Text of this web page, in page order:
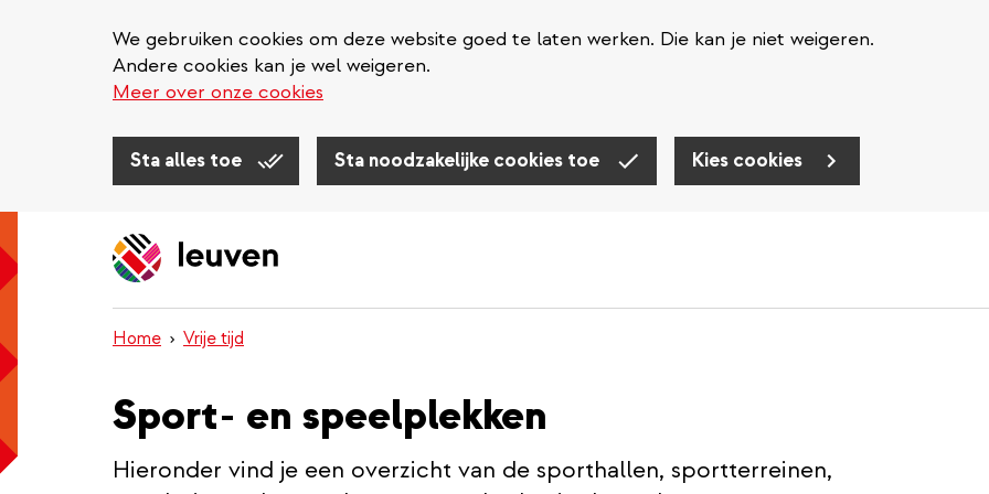
We gebruiken cookies om deze website goed te laten werken. Die kan je niet weigeren.
Andere cookies kan je wel weigeren.
Meer over onze cookies
Sta alles toe Sta noodzakelijke cookies toe Kies cookies
Home Vrije tijd
Sport- en speelplekken
Hieronder vind je een overzicht van de sporthallen, sportterreinen,